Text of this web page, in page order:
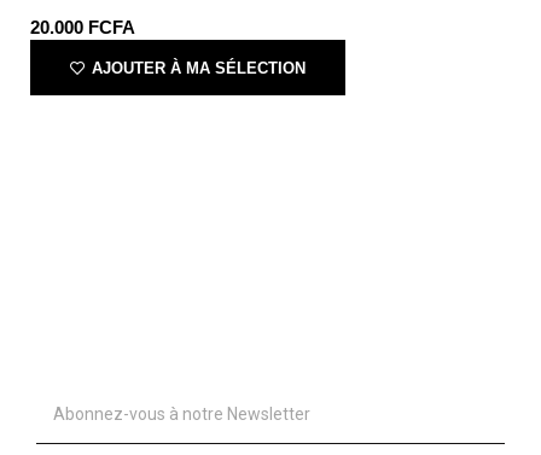
20.000 FCFA
AJOUTER À MA SÉLECTION